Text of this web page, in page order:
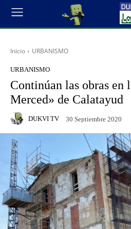
Inicio URBANISMO
URBANISMO
Continúan las obras en
Merced» de Calatayud
DUKVI TV 30 Septiembre 2020